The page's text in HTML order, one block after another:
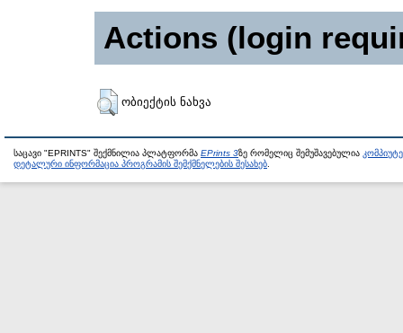
Actions (login
ობიექტის ნახვა
საცავი "EPRINTS" შექმნილია პლატფორმა EPrints 3ზე რომელიც შემუშავებულია
დეტალური ინფორმაცია პროგრამის შემქმნელების შესახებ.